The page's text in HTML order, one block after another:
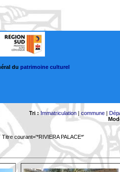
du patrimoine culturel
Tri : Immatriculation |commune |
Titre courant='*RIVIERA PALACE*'